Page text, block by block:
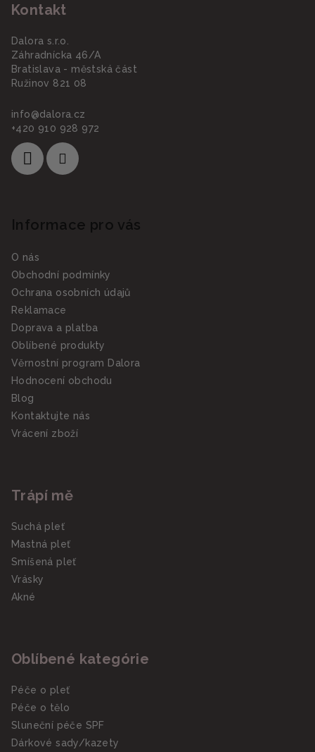
Kontakt
Dalora s.r.o.
Záhradnícka 46/A
Bratislava - městská část
Ružinov 821 08
info@dalora.cz
+420 910 928 972
Informace pro vás
O nás
Obchodní podmínky
Ochrana osobních údajů
Reklamace
Doprava a platba
Oblíbené produkty
Věrnostní program Dalora
Hodnocení obchodu
Blog
Kontaktujte nás
Vrácení zboží
Trápí mě
Suchá pleť
Mastná pleť
Smíšená pleť
Vrásky
Akné
Oblíbené kategórie
Péče o pleť
Péče o tělo
Sluneční péče SPF
Dárkové sady/kazety